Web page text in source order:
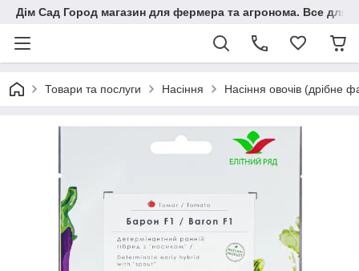
Дім Сад Город магазин для фермера та агронома. Все для
Товари та послуги Насіння Насіння овочів (дрібне